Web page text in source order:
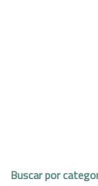
Buscar por